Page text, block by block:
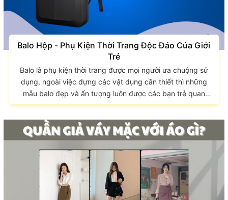
Balo Hộp - Phụ Kiện Thời Trang Độc Đáo Của Giới
Trẻ
Balo là phụ kiện thời trang được mọi người ưa chuộng sử
dụng, ngoài việc đựng các vật dụng cần thiết thì những
mẫu balo đẹp và ấn tượng luôn được các bạn trẻ quan
tâm. Phải kể đến là balo hộp, loại balo với thiết kế độc đáo
Vậy balo hộp là gì? Những mẫu balo hộp nào đang được
giới trẻ yêu thích? Hãy cùng GIAO LONG tìm hiểu qua bài
viết sau...